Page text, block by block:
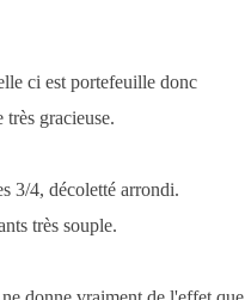
ci est portefeuille donc
gracieuse.
3/4, décoletté arrondi.
très souple.